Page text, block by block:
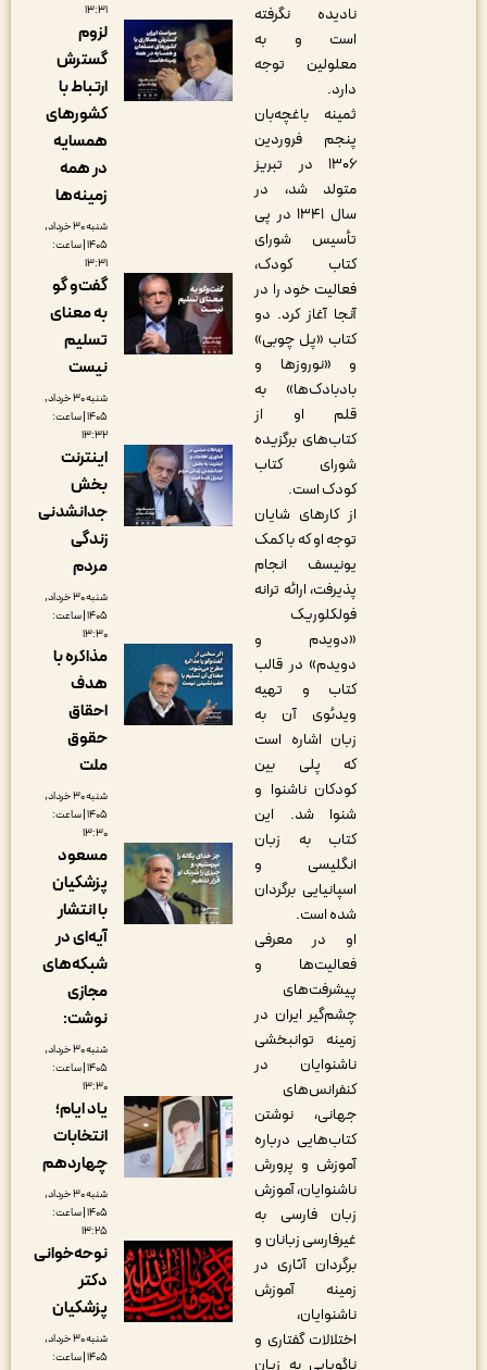
نادیده نگرفته
است و به
معلولین توجه
ثمینه باغچه‌بان
پنجم فروردین
۱۳۰۶ در تبریز
متولد شد، در
سال ۱۳۴۱ در پی
تأسیس شورای
کتاب کودک،
فعالیت خود را در
آنجا آغاز کرد. دو
کتاب «پل چوبی»
و «نوروزها و
بادبادک‌ها» به
قلم او از
کتاب‌های برگزیده
شورای کتاب
کودک است.
از کارهای شایان
توجه او که با کمک
یونیسف انجام
پذیرفت، ارائه ترانه
فولکلوریک
«دویدم و
دویدم» در قالب
کتاب و تهیه
ویدئوی آن به
زبان اشاره است
که پلی بین
کودکان ناشنوا و
شنوا شد. این
کتاب به زبان
انگلیسی و
اسپانیایی برگردان
شده است.
او در معرفی
فعالیت‌ها و
پیشرفت‌های
چشم‌گیر ایران در
زمینه توانبخشی
ناشنوایان در
کنفرانس‌های
جهانی، نوشتن
کتاب‌هایی درباره
آموزش و پرورش
ناشنوایان، آموزش
زبان فارسی به
غیرفارسی زبانان و
برگردان آثاری در
زمینه آموزش
ناشنوایان،
اختلالات گفتاری و
ناگویایی به زبان
لزوم
گسترش
ارتباط با
کشورهای
همسایه
زمینه‌ها
شنبه ۳۰ خرداد,
۱۴۰۵ | ساعت:
گفت‌و گو
به معنای
تسلیم
شنبه ۳۰ خرداد,
۱۴۰۵ | ساعت:
اینترنت
بخش
جدانشدنی
شنبه ۳۰ خرداد,
۱۴۰۵ | ساعت:
مذاکره‌ با
هدف
احقاق
شنبه ۳۰ خرداد,
۱۴۰۵ | ساعت:
مسعود
پزشکیان
با انتشار
آیه‌ای در
شبکه‌های
شنبه ۳۰ خرداد,
۱۴۰۵ | ساعت:
یاد ایام؛
انتخابات
چهاردهم
شنبه ۳۰ خرداد,
۱۴۰۵ | ساعت:
نوحه‌خوانی
دکتر
پزشکیان
شنبه ۳۰ خرداد,
۱۴۰۵ | ساعت: